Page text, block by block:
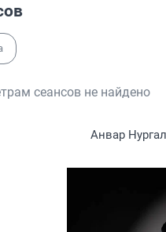
сеансов не найдено
Анвар